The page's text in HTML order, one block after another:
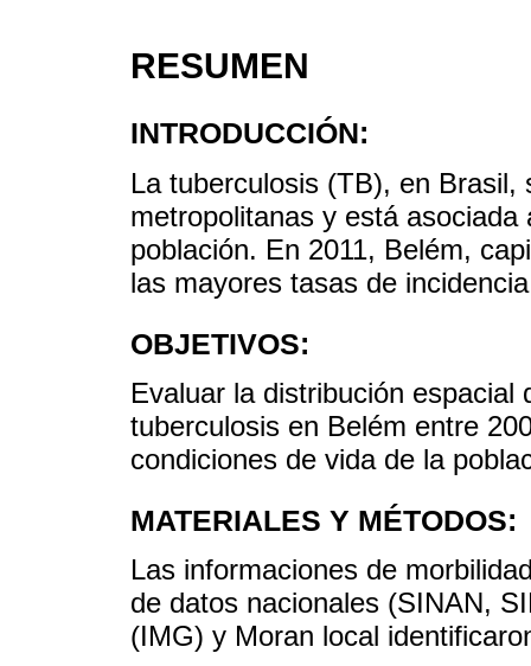
RESUMEN
INTRODUCCIÓN:
La tuberculosis (TB), en
metropolitanas y está
población. En 2011, Belém,
las mayores tasas de
OBJETIVOS:
Evaluar la distribución
tuberculosis en Belém entre
condiciones de vida de la
MATERIALES Y MÉTODOS:
Las informaciones de
de datos nacionales (SINAN,
(IMG) y Moran local